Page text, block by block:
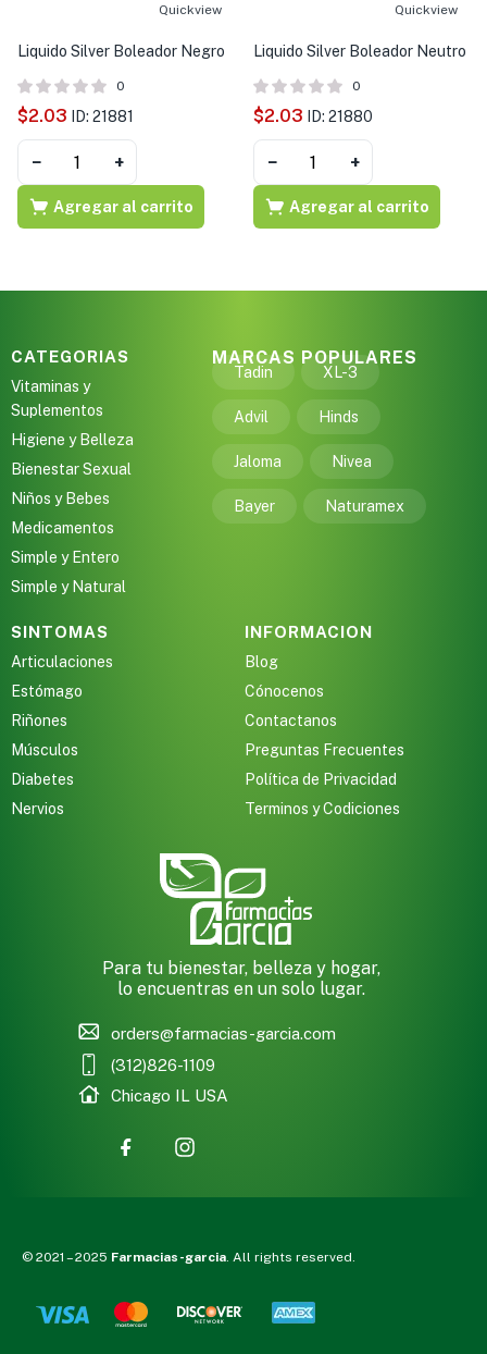
Quickview
Liquido Silver Boleador Negro
0
$2.03 ID: 21881
− +
Agregar al carrito
Quickview
Liquido Silver Boleador Neutro
0
$2.03 ID: 21880
− +
Agregar al carrito
CATEGORIAS
Vitaminas y
Suplementos
Higiene y Belleza
Bienestar Sexual
Niños y Bebes
Medicamentos
Simple y Entero
Simple y Natural
MARCAS POPULARES
Tadin XL-3
Advil Hinds
Jaloma Nivea
Bayer Naturamex
SINTOMAS
Articulaciones
Estómago
Riñones
Músculos
Diabetes
Nervios
INFORMACION
Blog
Cónocenos
Contactanos
Preguntas Frecuentes
Política de Privacidad
Terminos y Codiciones
Para tu bienestar, belleza y hogar,
lo encuentras en un solo lugar.
orders@farmacias-garcia.com
(312)826-1109
Chicago IL USA
© 2021 – 2025 Farmacias-garcia . All rights reserved.